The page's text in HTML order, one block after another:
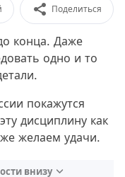
Поделиться
конца. Даже
одно и то
покажутся
дисциплину как
желаем удачи.
внизу